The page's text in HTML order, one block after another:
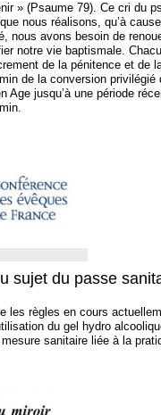
» (Psaume 79). Ce cri du
nous réalisons, qu’à
nous avons besoin de
notre vie baptismale.
de la pénitence et de
de la conversion privilégié
Age jusqu’à une période
sujet du passe
les règles en cours
du gel hydro
sanitaire liée à la